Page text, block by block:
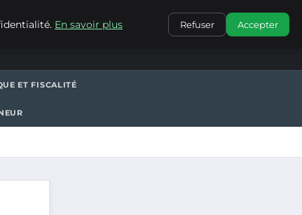
CONTACT
ET FISCALITÉ
En savoir plus Refuser Accepter